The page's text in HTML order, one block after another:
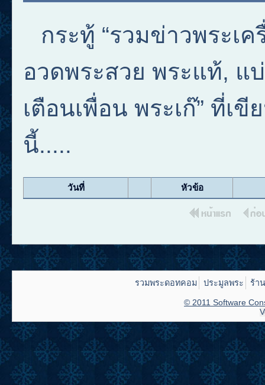
กระทู้ “รวมข่าวพระเ
อวดพระสวย พระแท้, แ
เตือนเพื่อน พระเก๊” ที่เ
นี้.....
วันที่ หัวข้อ
รวมพระดอทคอม ประมูลพระ ร้า
© 2011 Software